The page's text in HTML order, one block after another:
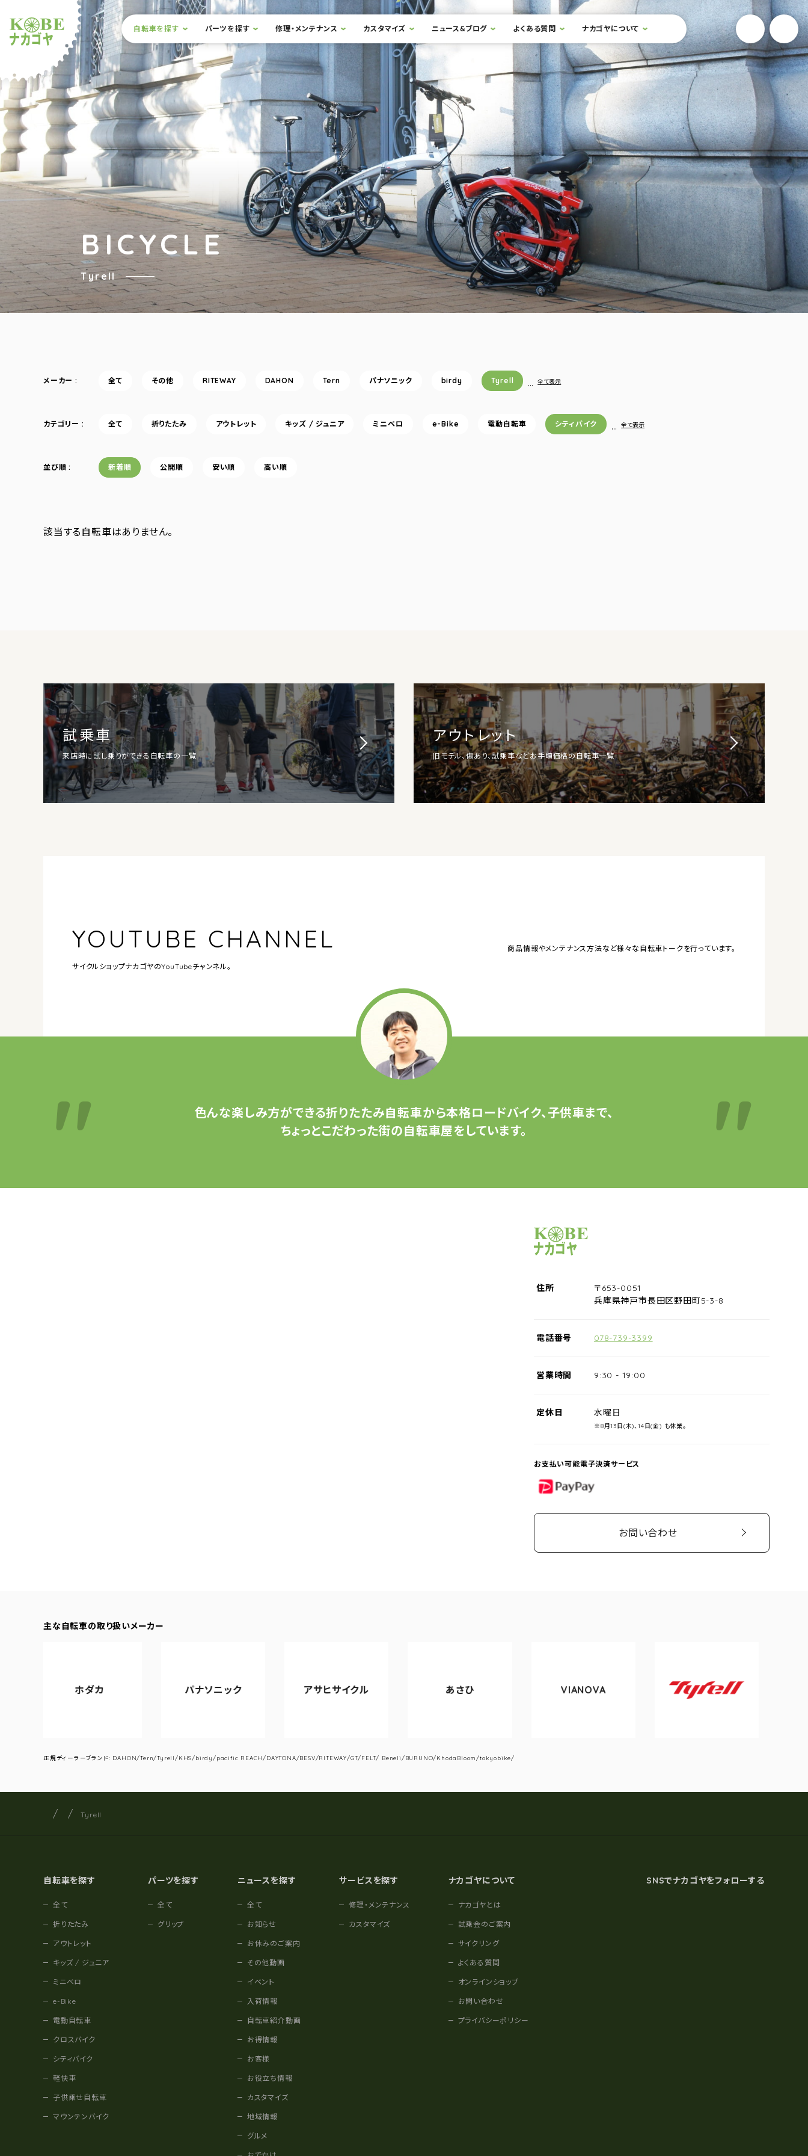
ショップナカゴヤ
サイト内メニュー
本文までスキップ
自転車を探す パーツを探す 修理・メンテナンス カスタマイズ ニュース&ブログ よくある質問 ナカゴヤについて 検索フォームを開閉する YouTube
BICYCLE
Tyrell
メーカー 全て その他 RITEWAY DAHON Tern パナソニック birdy Tyrell … 全て表示
カテゴリー 全て 折りたたみ アウトレット キッズ / ジュニア ミニベロ e-Bike 電動自転車 シティバイク … 全て表示
並び順 新着順 公開順 安い順 高い順
該当する自転車はありません。
試乗車
来店時に試し乗りができる自転車の一覧
アウトレット
旧モデル、傷あり、試乗車などお手頃価格の自転車一覧
YOUTUBE CHANNEL
サイクルショップナカゴヤのYouTubeチャンネル。
商品情報やメンテナンス方法など様々な自転車トークを行っています。
色んな楽しみ方ができる折りたたみ自転車から本格ロードバイク、子供車まで、
ちょっとこだわった街の自転車屋をしています。
サイクルショップナカゴヤ
住所
〒653-0051
兵庫県神戸市長田区野田町5-3-8
電話番号 078-739-3399
営業時間 9:30 - 19:00
定休日 水曜日
※8月13日(木)、14日(金) も休業。
お支払い可能電子決済サービス
PayPay
お問い合わせ
主な自転車の取り扱いメーカー
アサヒサイクル
Tyrell
正規ディーラーブランド: DAHON/Tern/Tyrell/KHS/birdy/pacific REACH/DAYTONA/BESV/RITEWAY/GT/FELT/ Beneli/BURUNO/KhodaBloom/tokyobike/
サイト内の現在地
サイクルショップナカゴヤ
Tyrell
自転車を探す
全て
折りたたみ
アウトレット
キッズ / ジュニア
ミニベロ
e-Bike
電動自転車
クロスバイク
シティバイク
軽快車
子供乗せ自転車
マウンテンバイク
パーツを探す
全て
グリップ
ニュースを探す
全て
お知らせ
お休みのご案内
その他動画
イベント
入荷情報
自転車紹介動画
お得情報
お客様
お役立ち情報
カスタマイズ
地域情報
グルメ
サービスを探す
修理・メンテナンス
カスタマイズ
ナカゴヤについて
ナカゴヤとは
試乗会のご案内
サイクリング
よくある質問
オンラインショップ
お問い合わせ
プライバシーポリシー
SNSでナカゴヤをフォローする